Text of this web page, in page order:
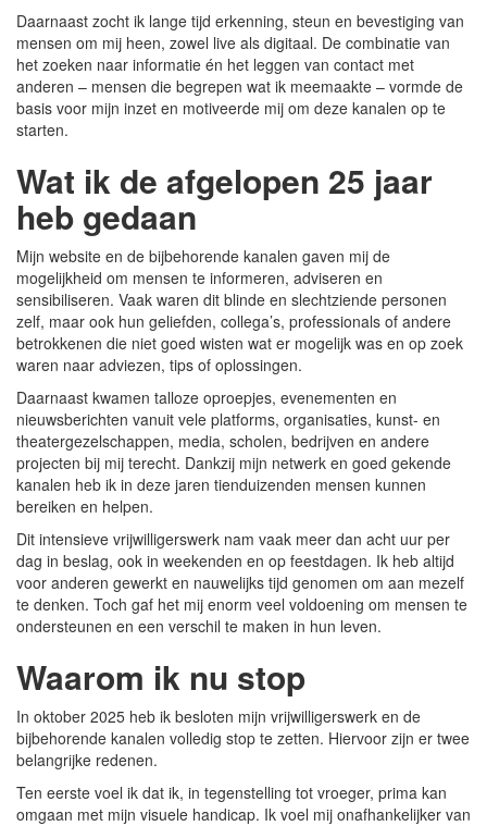
Daarnaast zocht ik lange tijd erkenning, steun en bevestiging van
mensen om mij heen, zowel live als digitaal. De combinatie van
het zoeken naar informatie én het leggen van contact met
anderen – mensen die begrepen wat ik meemaakte – vormde de
basis voor mijn inzet en motiveerde mij om deze kanalen op te
starten.
Wat ik de afgelopen 25 jaar
heb gedaan
Mijn website en de bijbehorende kanalen gaven mij de
mogelijkheid om mensen te informeren, adviseren en
sensibiliseren. Vaak waren dit blinde en slechtziende personen
zelf, maar ook hun geliefden, collega’s, professionals of andere
betrokkenen die niet goed wisten wat er mogelijk was en op zoek
waren naar adviezen, tips of oplossingen.
Daarnaast kwamen talloze oproepjes, evenementen en
nieuwsberichten vanuit vele platforms, organisaties, kunst- en
theatergezelschappen, media, scholen, bedrijven en andere
projecten bij mij terecht. Dankzij mijn netwerk en goed gekende
kanalen heb ik in deze jaren tienduizenden mensen kunnen
bereiken en helpen.
Dit intensieve vrijwilligerswerk nam vaak meer dan acht uur per
dag in beslag, ook in weekenden en op feestdagen. Ik heb altijd
voor anderen gewerkt en nauwelijks tijd genomen om aan mezelf
te denken. Toch gaf het mij enorm veel voldoening om mensen te
ondersteunen en een verschil te maken in hun leven.
Waarom ik nu stop
In oktober 2025 heb ik besloten mijn vrijwilligerswerk en de
bijbehorende kanalen volledig stop te zetten. Hiervoor zijn er twee
belangrijke redenen.
Ten eerste voel ik dat ik, in tegenstelling tot vroeger, prima kan
omgaan met mijn visuele handicap. Ik voel mij onafhankelijker van